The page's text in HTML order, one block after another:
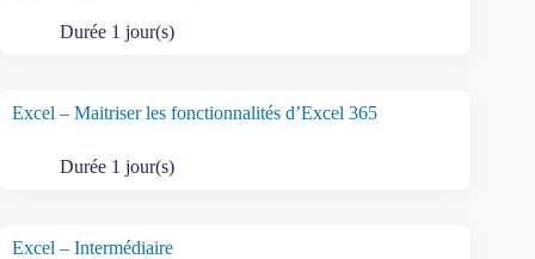
Durée 1 jour(s)
Excel – Maitriser les fonctionnalités d’Excel 365
Durée 1 jour(s)
Excel – Intermédiaire